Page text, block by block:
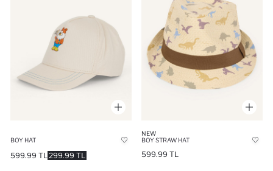
BOY HAT
299.99 TL
599.99 TL
NEW
BOY STRAW HAT
599.99 TL